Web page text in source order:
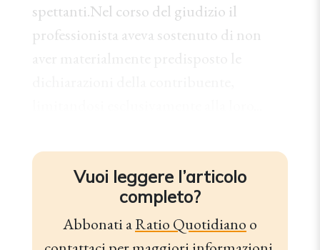
spettanti.Nel corso del giudizio il
professionista aveva sostenuto di non
Vuoi leggere l’articolo
completo?
Abbonati aRatio Quotidiano o